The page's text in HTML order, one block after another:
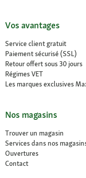
Vos avantages
Service client gratuit
Paiement sécurisé (SSL)
Retour offert sous 30 jours
Régimes VET
Les marques exclusives
Nos magasins
Trouver un magasin
Services dans nos
Ouvertures
Contact